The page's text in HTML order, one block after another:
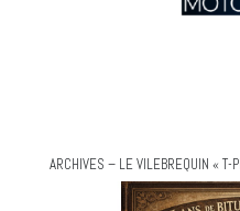
ARCHIVES – LE VILEBREQUIN « T-